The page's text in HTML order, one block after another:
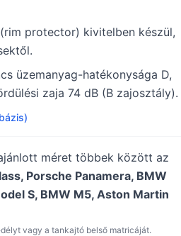
protector) kivitelben készül,
üzemanyag-hatékonysága D,
zaja 74 dB (B zajosztály).
méret többek között az
Porsche Panamera, BMW
S, BMW M5, Aston Martin
vagy a tankajtó belső matricáját.